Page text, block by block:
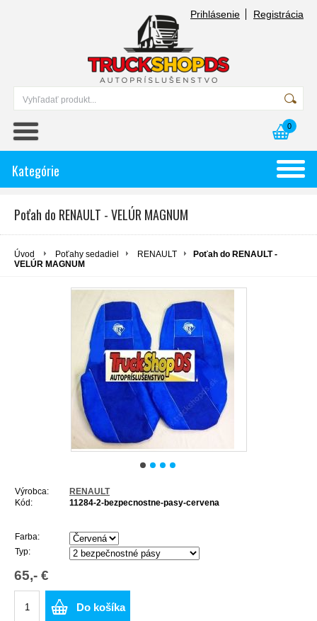
Prihlásenie Registrácia
0
Kategórie
Poťah do RENAULT - VELÚR MAGNUM
Úvod Poťahy sedadiel RENAULT
Poťah do RENAULT -
VELÚR MAGNUM
Výrobca:
RENAULT
Kód:
11284-2-bezpecnostne-pasy-cervena
Farba:
Typ:
65,- €
Do košíka